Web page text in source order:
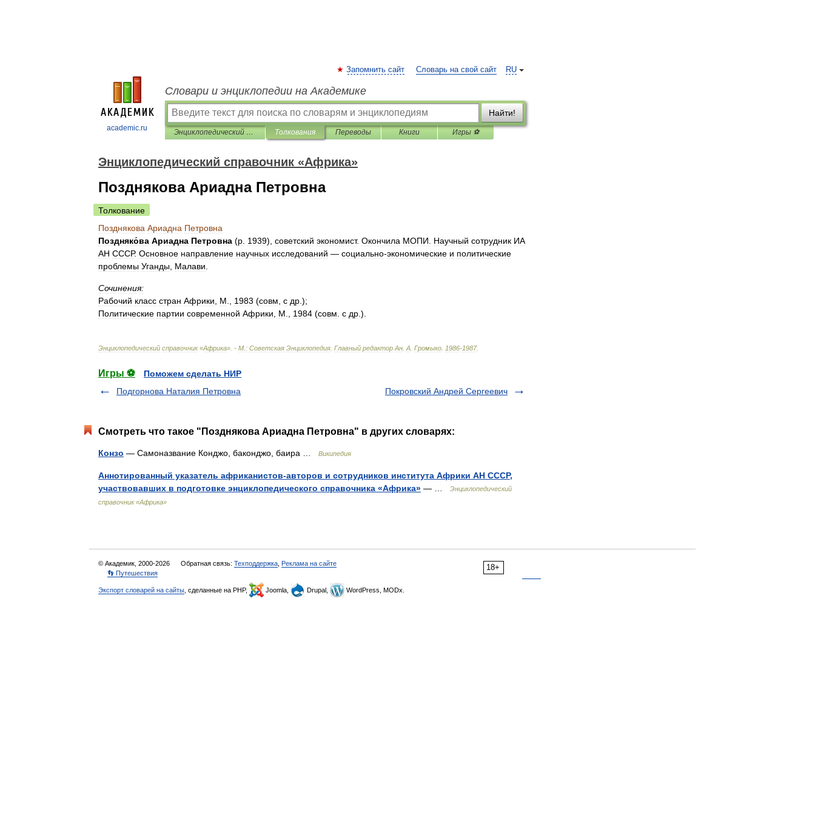
academic.ru
RU
Запомнить сайт Словарь на свой сайт
Словари и энциклопедии на Академике
Найти!
Энциклопедический справочник «Африка» Толкования Переводы Книги Игры ⚽
Энциклопедический справочник «Африка»
Позднякова Ариадна Петровна
Толкование
Позднякова Ариадна Петровна
Поздняко́ва Ариадна Петровна (р 1939), советский экономист. Окончила МОПИ Научный сотрудник ИА
АН СССР. Основное направление научных исследований — социально-экономические и политические
проблемы Уганды Малави
Сочинения:
Рабочий класс стран Африки М 1983 (совм с др .);
Политические партии современной Африки М 1984 (совм с др .).
Энциклопедический справочник«Африка». - М : Советская Энциклопедия Главный редактор Ан А Громыко 1986-1987.
Игры ⚽
Поможем сделать НИР
Подгорнова Наталия Петровна
Покровский Андрей Сергеевич
Смотреть что такое "Позднякова Ариадна Петровна" в других словарях:
Конзо — Самоназвание Конджо, баконджо, баира … Википедия
Аннотированный указатель африканистов-авторов и сотрудников института Африки АН СССР,
участвовавших в подготовке энциклопедического справочника «Африка» — …
Энциклопедический
справочник «Африка»
18+
© Академик, 2000-2026 Обратная связь: Техподдержка Реклама на сайте
👣 Путешествия
Экспорт словарей на сайты , сделанные на PHP, Joomla, Drupal, WordPress, MODx.